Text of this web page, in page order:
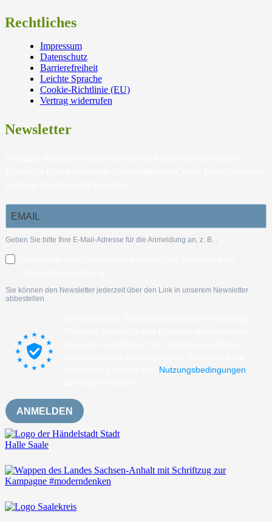
Rechtliches
Impressum
Datenschutz
Barrierefreiheit
Leichte Sprache
Cookie-Richtlinie (EU)
Vertrag widerrufen
Newsletter
Geben Sie bitte Ihre E-Mail-Adresse für die Anmeldung an, z. B. .
Sie können den Newsletter jederzeit über den Link in unserem Newsletter
abbestellen.
Nutzungsbedingungen
ANMELDEN